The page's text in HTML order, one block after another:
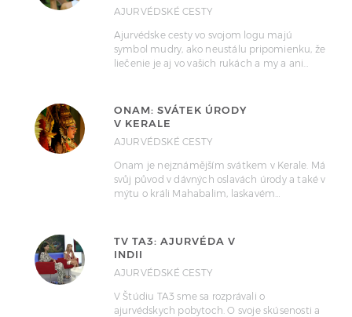
AJURVÉDSKÉ CESTY
Ajurvédske cesty vo svojom logu majú
symbol mudry, ako neustálu pripomienku, že
liečenie je aj vo vašich rukách a my a ani…
ONAM: SVÁTEK ÚRODY
V KERALE
AJURVÉDSKÉ CESTY
Onam je nejznámějším svátkem v Kerale. Má
svůj původ v dávných oslavách úrody a také v
mýtu o králi Mahabalim, laskavém…
TV TA3: AJURVÉDA V
INDII
AJURVÉDSKÉ CESTY
V Štúdiu TA3 sme sa rozprávali o
ajurvédskych pobytoch. O svoje skúsenosti a